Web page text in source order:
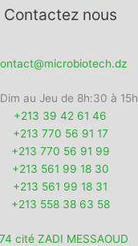
Contactez nous
au Jeu de 8h:30 à 15h
+213 39 42 61 46
+213 770 56 91 17
+213 770 56 91 99
+213 561 99 18 30
+213 561 99 18 31
+213 558 38 63 58
cité ZADI MESSAOUD